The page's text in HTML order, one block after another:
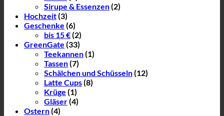
Sirupe & Essenzen(2)
Hochzeit(3)
Geschenke (6)
bis 15 €(2)
GreenGate (33)
Teekannen(1)
Tassen(7)
Schälchen und Schüsseln(12)
Latte Cups(8)
Krüge (1)
Gläser(4)
Ostern(4)